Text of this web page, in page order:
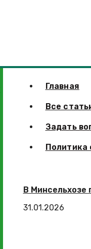
Главная
Все
Задать
Политика
В
31.01.2026